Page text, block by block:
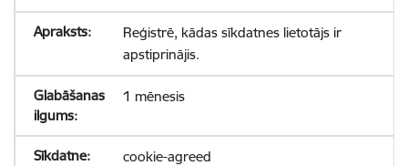
Reģistrē, kādas sīkdatnes lietotājs ir
apstiprinājis.
1 mēnesis
cookie-agreed